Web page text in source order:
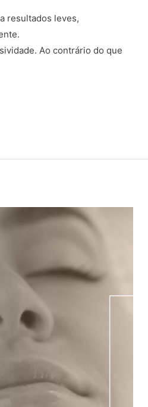
resultados leves,
Ao contrário do que